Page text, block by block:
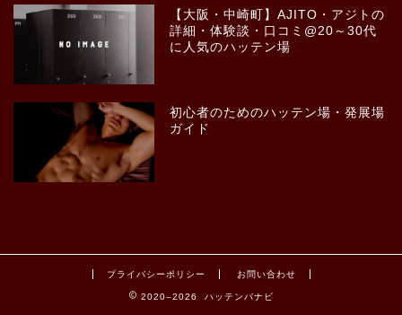
【大阪・中崎町】AJITO・アジトの
詳細・体験談・口コミ@20～30代
に人気のハッテン場
初心者のためのハッテン場・発展場
ガイド
プライバシーポリシー お問い合わせ
2020–2026 ハッテンバナビ